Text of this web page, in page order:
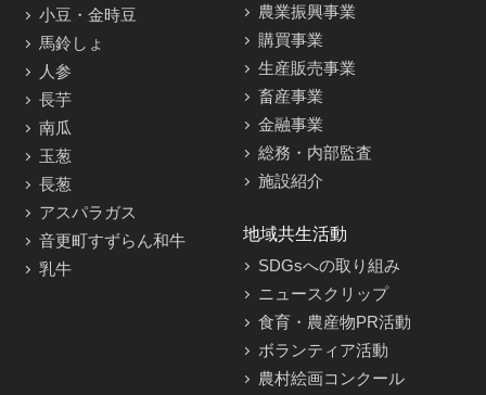
小豆・金時豆
馬鈴しょ
人参
長芋
南瓜
玉葱
長葱
アスパラガス
音更町すずらん和牛
乳牛
農業振興事業
購買事業
生産販売事業
畜産事業
金融事業
総務・内部監査
施設紹介
地域共生活動
SDGsへの取り組み
ニュースクリップ
食育・農産物PR活動
ボランティア活動
農村絵画コンクール